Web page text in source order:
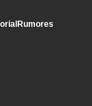
Rumores